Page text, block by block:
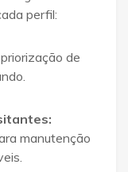
perfil:
priorização de
.
manutenção
.